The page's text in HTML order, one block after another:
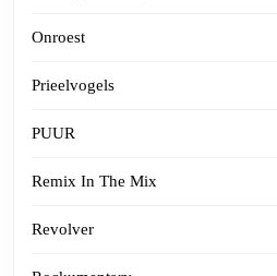
Onroest
Prieelvogels
PUUR
Remix In The Mix
Revolver